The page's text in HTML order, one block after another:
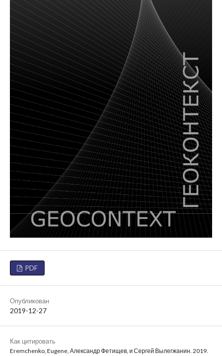
PDF
Опубликован
2019-12-27
Как цитировать
Eremchenko, Eugene, Александр Фетищев, и Сергей Вылегжанин. 2019.